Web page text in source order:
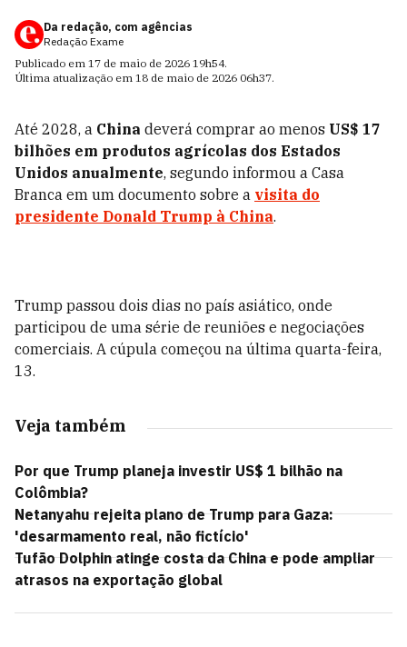
Da redação, com agências
Redação Exame
Publicado em 17 de maio de 2026 19h54.
Última atualização em 18 de maio de 2026 06h37.
Até 2028, a China deverá comprar ao menos US$ 17
bilhões em produtos agrícolas dos Estados
Unidos anualmente, segundo informou a Casa
Branca em um documento sobre a visita do
presidente Donald Trump à China.
Trump passou dois dias no país asiático, onde
participou de uma série de reuniões e negociações
comerciais. A cúpula começou na última quarta-feira,
13.
Veja também
Por que Trump planeja investir US$ 1 bilhão na
Colômbia?
Netanyahu rejeita plano de Trump para Gaza:
'desarmamento real, não fictício'
Tufão Dolphin atinge costa da China e pode ampliar
atrasos na exportação global